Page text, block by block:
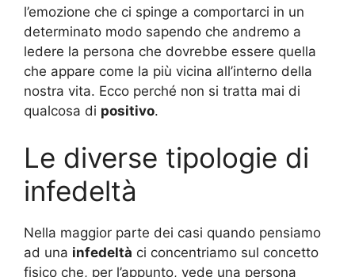
l’emozione che ci spinge a comportarci in un
determinato modo sapendo che andremo a
ledere la persona che dovrebbe essere quella
che appare come la più vicina all’interno della
nostra vita. Ecco perché non si tratta mai di
qualcosa di positivo.
Le diverse tipologie di
infedeltà
Nella maggior parte dei casi quando pensiamo
ad una infedeltà ci concentriamo sul concetto
fisico che, per l’appunto, vede una persona